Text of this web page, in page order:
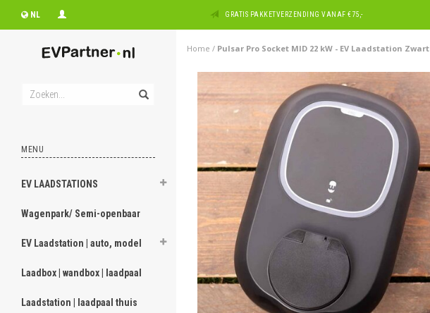
NL GRATIS PAKKETVERZENDING VANAF €75,-
MENU
EV LAADSTATIONS
Wagenpark/ Semi-openbaar
EV Laadstation | auto, model
Laadbox | wandbox | laadpaal
Laadstation | laadpaal thuis
Home / Pulsar Pro Socket MID 22 kW - EV Laadstation Zwart